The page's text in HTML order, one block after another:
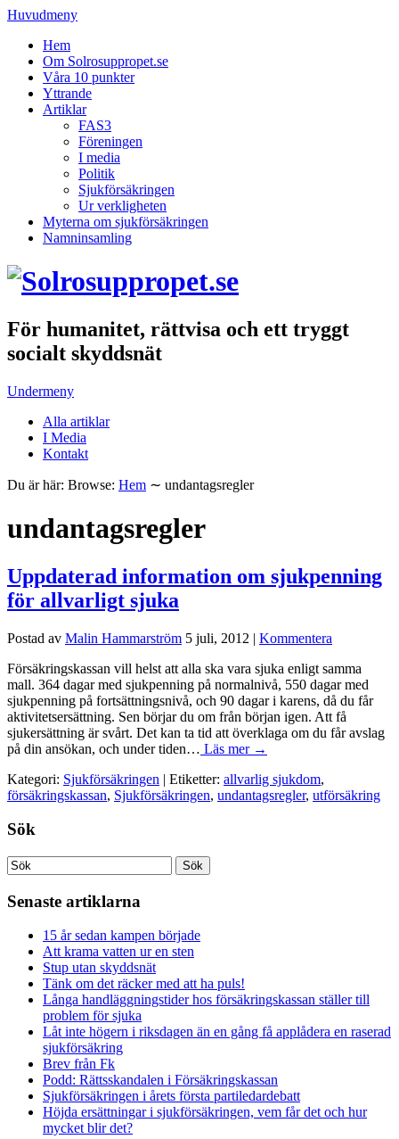
Huvudmeny
Hem
Om Solrosuppropet.se
Våra 10 punkter
Yttrande
Artiklar
FAS3
Föreningen
I media
Politik
Sjukförsäkringen
Ur verkligheten
Myterna om sjukförsäkringen
Namninsamling
För humanitet, rättvisa och ett tryggt
socialt skyddsnät
Undermeny
Alla artiklar
I Media
Kontakt
Du är här: Browse: Hem ∼ undantagsregler
undantagsregler
Uppdaterad information om sjukpenning
för allvarligt sjuka
Postad av Malin Hammarström 5 juli, 2012 | Kommentera
Försäkringskassan vill helst att alla ska vara sjuka enligt samma
mall. 364 dagar med sjukpenning på normalnivå, 550 dagar med
sjukpenning på fortsättningsnivå, och 90 dagar i karens, då du får
aktivitetsersättning. Sen börjar du om från början igen. Att få
sjukersättning är svårt. Det kan ta tid att överklaga om du får avslag
på din ansökan, och under tiden… Läs mer →
Kategori: Sjukförsäkringen | Etiketter: allvarlig sjukdom,
försäkringskassan, Sjukförsäkringen, undantagsregler, utförsäkring
Sök
Senaste artiklarna
15 år sedan kampen började
Att krama vatten ur en sten
Stup utan skyddsnät
Tänk om det räcker med att ha puls!
Långa handläggningstider hos försäkringskassan ställer till
problem för sjuka
Låt inte högern i riksdagen än en gång få applådera en raserad
sjukförsäkring
Brev från Fk
Podd: Rättsskandalen i Försäkringskassan
Sjukförsäkringen i årets första partiledardebatt
Höjda ersättningar i sjukförsäkringen, vem får det och hur
mycket blir det?